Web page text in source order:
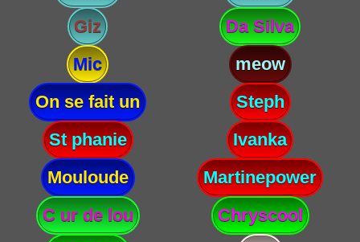
Giz
Da Silva
Mic
meow
On se fait un
Steph
St phanie
Ivanka
Mouloude
Martinepower
C ur de lou
Chryscool